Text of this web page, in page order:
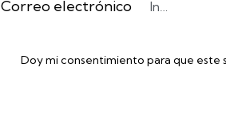
Correo electrónico
Doy mi consentimiento para que este